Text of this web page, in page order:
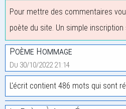
Pour mettre des commentaires
poète du site. Un simple inscription
Poème Hommage
Du 30/10/2022 21:14
L'écrit contient 486 mots qui sont